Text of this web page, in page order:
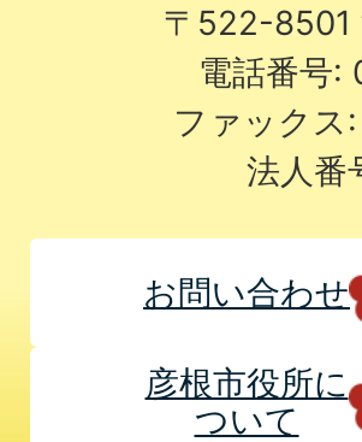
〒522-8501
電話番号:
ファック
法人
お問い合わせ
彦根市役所に
ついて